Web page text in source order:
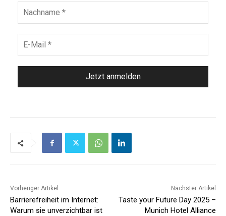
Vorheriger Artikel
Barrierefreiheit im Internet:
Warum sie unverzichtbar ist
Nächster Artikel
Taste your Future Day 2025 –
Munich Hotel Alliance